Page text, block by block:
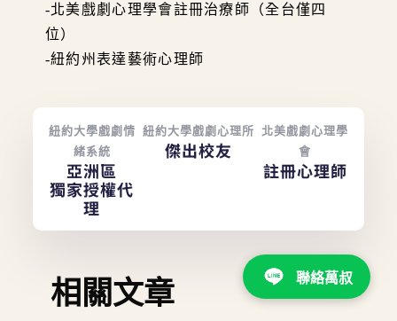
-北美戲劇心理學會註冊治療師（全台僅四
位）
-紐約州表達藝術心理師
紐約大學戲劇情
緒系統
亞洲區
獨家授權代
理
紐約大學戲劇心理所
傑出校友
北美戲劇心理學
會
註冊心理師
相關文章 聯絡萬叔